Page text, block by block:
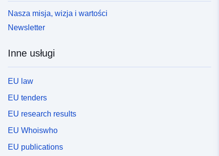
Nasza misja, wizja i wartości
Newsletter
Inne usługi
EU law
EU tenders
EU research results
EU Whoiswho
EU publications